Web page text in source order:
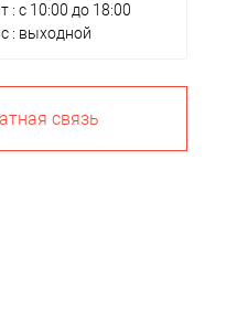
: с 10:00 до 18:00
: выходной
связь